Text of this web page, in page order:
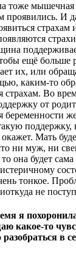
тоже
И
ещё больше
их, или
каким-то
страхам. Во
от
поддержку,
Мать
ни муж, ни
она будет сама
тонкое.
не
я
какое-то
в